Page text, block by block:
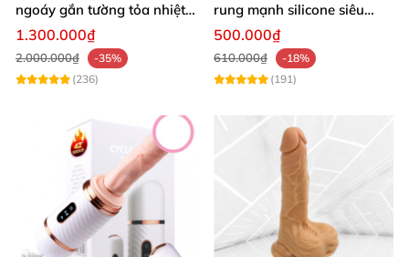
ngoáy gắn tường tỏa nhiệt
đa chế độ
1.300.000₫
2.000.000₫
-35%
(236)
rung mạnh silicone siêu
mềm
500.000₫
610.000₫
-18%
(191)